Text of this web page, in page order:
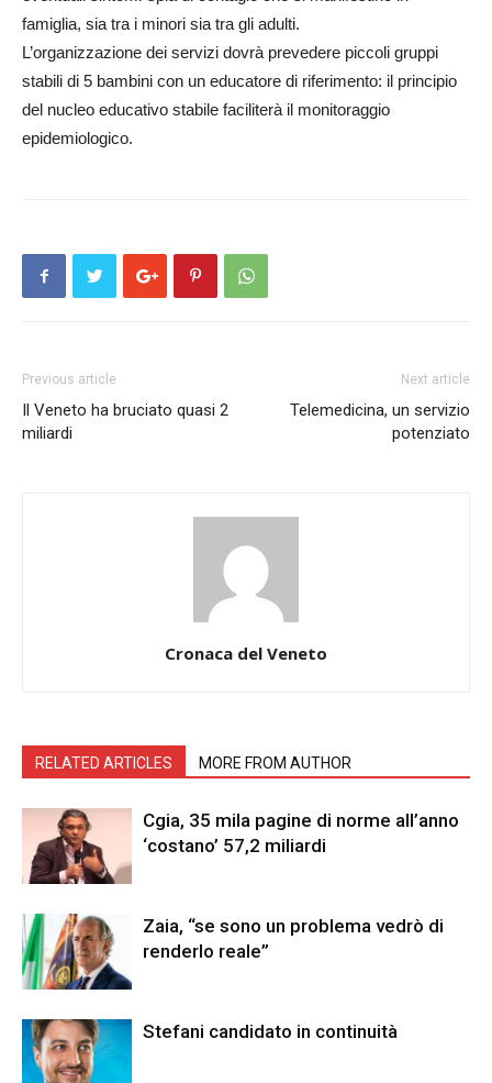
famiglia, sia tra i minori sia tra gli adulti.
L’organizzazione dei servizi dovrà prevedere piccoli gruppi
stabili di 5 bambini con un educatore di riferimento: il principio
del nucleo educativo stabile faciliterà il monitoraggio
epidemiologico.
Previous article
Il Veneto ha bruciato quasi 2
miliardi
Next article
Telemedicina, un servizio
potenziato
Cronaca del Veneto
RELATED ARTICLES MORE FROM AUTHOR
Cgia, 35 mila pagine di norme all’anno
‘costano’ 57,2 miliardi
Zaia, “se sono un problema vedrò di
renderlo reale”
Stefani candidato in continuità